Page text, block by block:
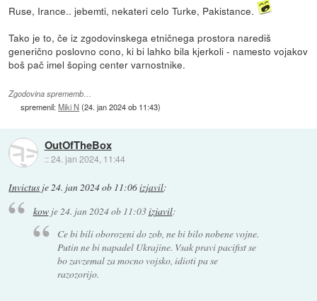
Ruse, Irance.. jebemti, nekateri celo Turke, Pakistance.
Tako je to, če iz zgodovinskega etničnega prostora narediš
generično poslovno cono, ki bi lahko bila kjerkoli - namesto vojakov
boš pač imel šoping center varnostnike.
Zgodovina sprememb…
spremenil:Miki N(24. jan 2024 ob 11:43)
OutOfTheBox
::24. jan 2024, 11:44
Invictus je24. jan 2024 ob 11:06izjavil:
kowje 24. jan 2024 ob 11:03izjavil:
Ce bi bili oborozeni do zob, ne bi bilo nobene vojne.
Putin ne bi napadel Ukrajine. Vsak pravi pacifist se
bo zavzemal za mocno vojsko, idioti pa se
razozorijo.